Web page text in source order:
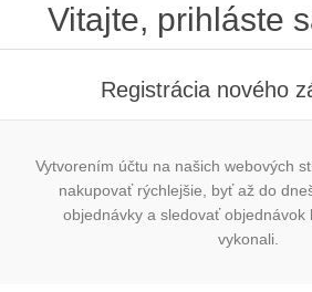
Vitajte, prihláste
Registrácia nového
Vytvorením účtu na našich webových
nakupovať rýchlejšie, byť až do
objednávky a sledovať objednávok
vykonali.